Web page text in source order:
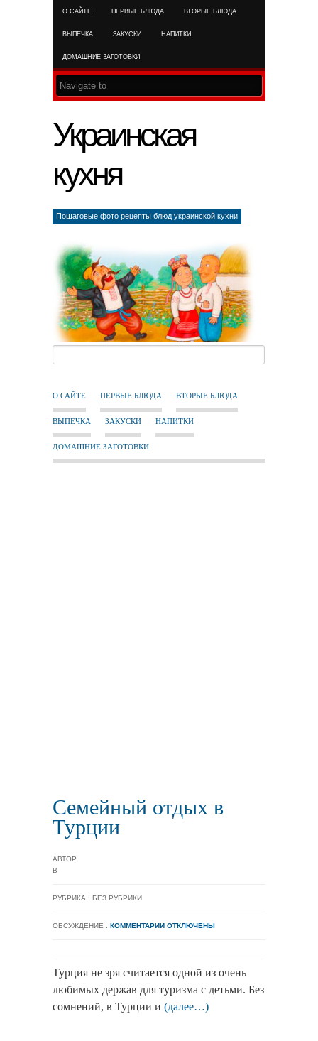
О САЙТЕ ПЕРВЫЕ БЛЮДА ВТОРЫЕ БЛЮДА
ВЫПЕЧКА ЗАКУСКИ НАПИТКИ
ДОМАШНИЕ ЗАГОТОВКИ
Украинская
кухня
Пошаговые фото рецепты блюд украинской кухни
О САЙТЕ ПЕРВЫЕ БЛЮДА ВТОРЫЕ БЛЮДА
ВЫПЕЧКА ЗАКУСКИ НАПИТКИ
ДОМАШНИЕ ЗАГОТОВКИ
Семейный отдых в
Турции
АВТОР
В
РУБРИКА : БЕЗ РУБРИКИ
ОБСУЖДЕНИЕ : КОММЕНТАРИИ ОТКЛЮЧЕНЫ
Турция не зря считается одной из очень
любимых держав для туризма с детьми. Без
сомнений, в Турции и (далее…)